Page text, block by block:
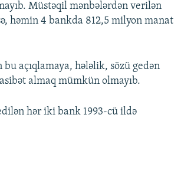
Müstəqil mənbələrdən verilən
həmin 4 bankda 812,5 milyon manat
bu açıqlamaya, hələlik, sözü gedən
almaq mümkün olmayıb.
hər iki bank 1993-cü ildə